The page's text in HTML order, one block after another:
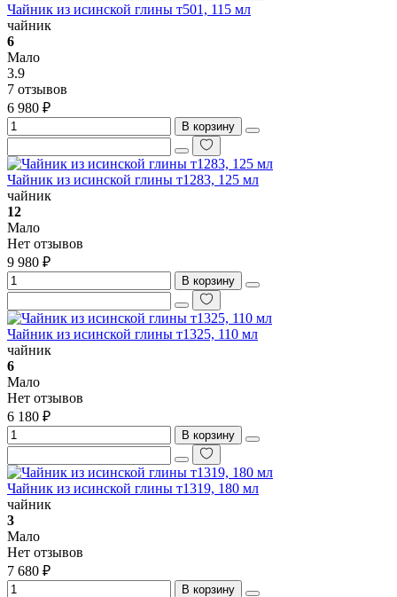
Чайник из исинской глины т501, 115 мл
чайник
6
Мало
3.9
7 отзывов
6 980 ₽
В корзину
Чайник из исинской глины т1283, 125 мл
чайник
12
Мало
Нет отзывов
9 980 ₽
В корзину
Чайник из исинской глины т1325, 110 мл
чайник
6
Мало
Нет отзывов
6 180 ₽
В корзину
Чайник из исинской глины т1319, 180 мл
чайник
3
Мало
Нет отзывов
7 680 ₽
В корзину